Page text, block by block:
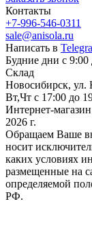
Контакты
+7-996-546-0311
sale@anisola.ru
Написать в
Будние дни с 9:00
Склад
Новосибирск, ул.
Вт,Чт с 17:00 до
Интернет-
2026 г.
Обращаем Ваше
носит
каких условиях
размещенные на
определяемой
РФ.